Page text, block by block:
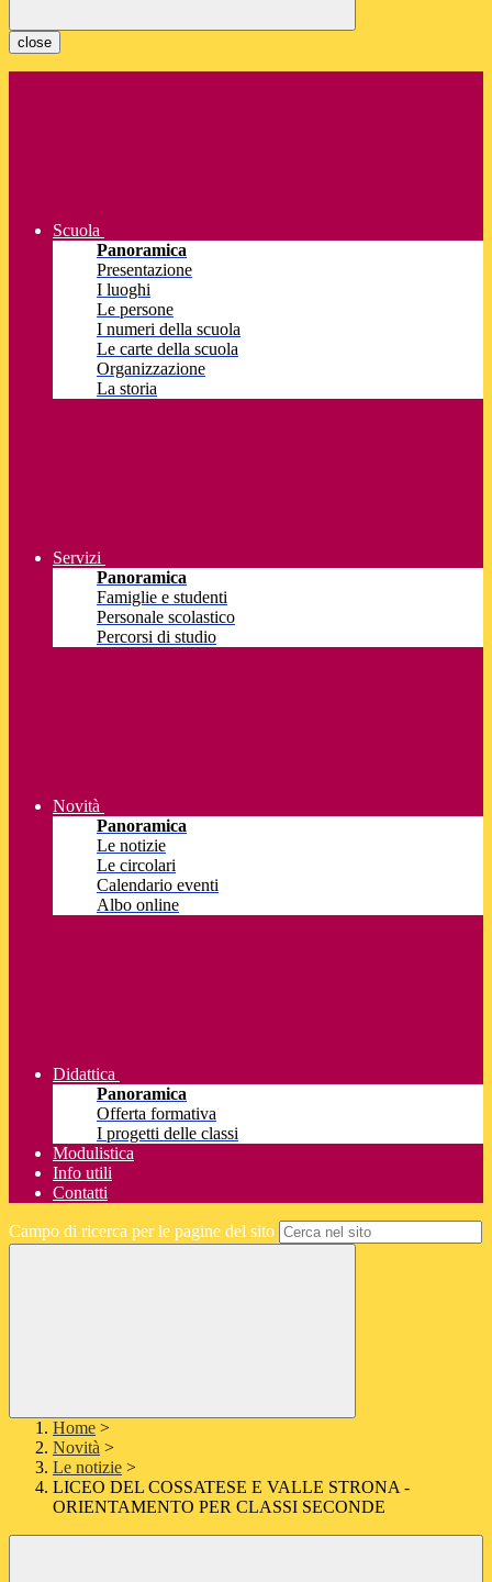
close
Scuola
Panoramica
Presentazione
I luoghi
Le persone
I numeri della scuola
Le carte della scuola
Organizzazione
La storia
Servizi
Panoramica
Famiglie e studenti
Personale scolastico
Percorsi di studio
Novità
Panoramica
Le notizie
Le circolari
Calendario eventi
Albo online
Didattica
Panoramica
Offerta formativa
I progetti delle classi
Modulistica
Info utili
Contatti
Campo di ricerca per le pagine del sito
Home >
Novità >
Le notizie >
LICEO DEL COSSATESE E VALLE STRONA -
ORIENTAMENTO PER CLASSI SECONDE